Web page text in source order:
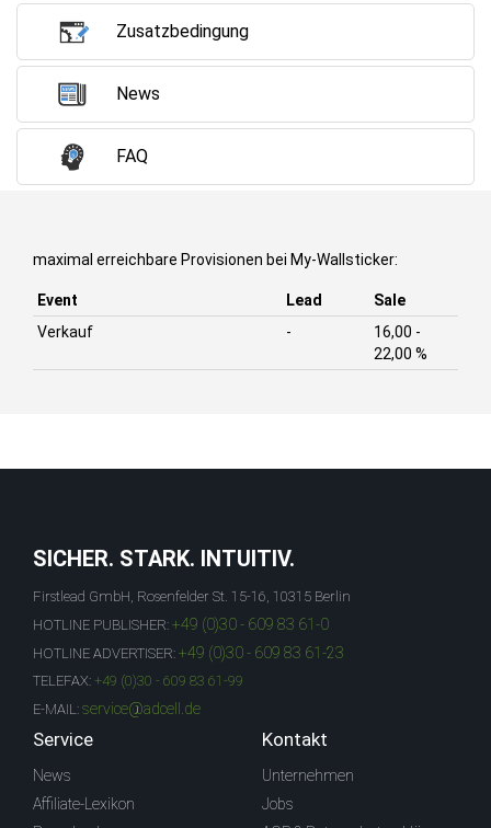
Zusatzbedingung
News
FAQ
maximal erreichbare Provisionen bei My-Wallsticker:
Event Lead
Sale
Verkauf
-
16,00 -
22,00 %
SICHER. STARK. INTUITIV.
Firstlead GmbH, Rosenfelder St. 15-16, 10315 Berlin
HOTLINE PUBLISHER: +49 (0)30 - 609 83 61-0
HOTLINE ADVERTISER: +49 (0)30 - 609 83 61-23
TELEFAX: +49 (0)30 - 609 83 61-99
E-MAIL: service@adcell.de
Service
News
Affiliate-Lexikon
Kontakt
Unternehmen
Jobs